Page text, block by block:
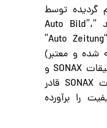
گردیده توسط
مجلات خودرویی برجسته مانند “Auto Bild”،
“Auto and Motor Sport” یا “Auto Zeitung”
شده و معتبر)
بارها و بارها صلاحیت بالای تحقیقات SONAX و
توسعه با این کیفیت محصولات SONAX قادر
را برآورده